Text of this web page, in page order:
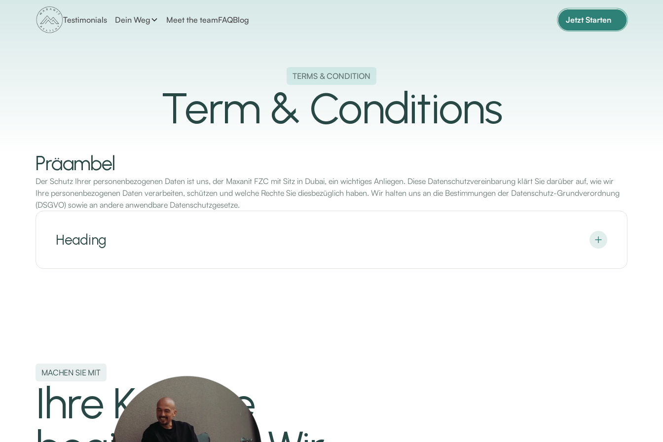
Testimonials Dein Weg Meet the teamFAQBlog Jetzt Starten
TERMS & CONDITION
Term & Conditions
Präambel
Der Schutz Ihrer personenbezogenen Daten ist uns, der Maxanit FZC mit Sitz in Dubai, ein wichtiges Anliegen. Diese Datenschutzvereinbarung klärt Sie darüber auf, wie wir
Ihre personenbezogenen Daten verarbeiten, schützen und welche Rechte Sie diesbezüglich haben. Wir halten uns an die Bestimmungen der Datenschutz-Grundverordnung
(DSGVO) sowie an andere anwendbare Datenschutzgesetze.
Heading
Umm Al Quwain Free Trade Zone
Umm Al Quwain, Vereinigte Arabische Emirate (UAE)
E-Mail: support@maxanit.de
MACHEN SIE MIT
Ihre Karriere